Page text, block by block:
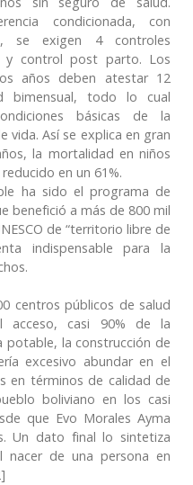
condicionada, con
se exigen 4 controles
y control post parto. Los
años deben atestar 12
bimensual, todo lo cual
básicas de la
vida. Así se explica en gran
la mortalidad en niños
en un 61%.
ha sido el programa de
benefició a más de 800 mil
de “territorio libre de
indispensable para la
centros públicos de salud
acceso, casi 90% de la
potable, la construcción de
excesivo abundar en el
en términos de calidad de
boliviano en los casi
que Evo Morales Ayma
Un dato final lo sintetiza
de una persona en